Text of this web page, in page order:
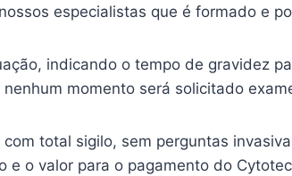
especialistas que é formado e
indicando o tempo de gravidez
nenhum momento será solicitado
total sigilo, sem perguntas
e o valor para o pagamento do